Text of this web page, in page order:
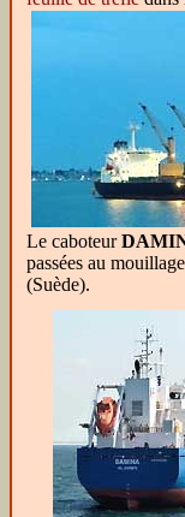
Le caboteur
passées au
(Suède).